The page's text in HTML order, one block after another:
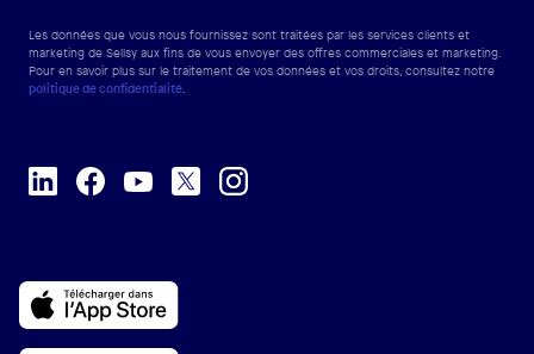
Les données que vous nous fournissez sont traitées par les services clients et
marketing de Sellsy aux fins de vous envoyer des offres commerciales et marketing.
Pour en savoir plus sur le traitement de vos données et vos droits, consultez notre
politique de confidentialité.